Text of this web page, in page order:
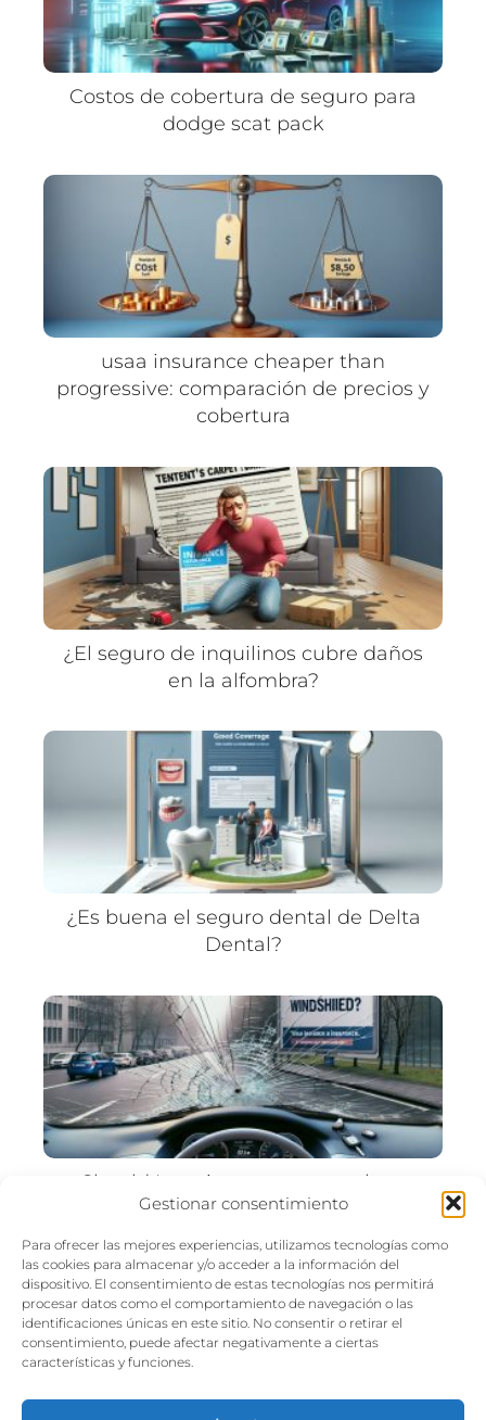
Gestionar consentimiento
Para ofrecer las mejores experiencias, utilizamos tecnologías como
las cookies para almacenar y/o acceder a la información del
dispositivo. El consentimiento de estas tecnologías nos permitirá
procesar datos como el comportamiento de navegación o las
identificaciones únicas en este sitio. No consentir o retirar el
consentimiento, puede afectar negativamente a ciertas
características y funciones.
Costos de cobertura de seguro para
dodge scat pack
usaa insurance cheaper than
progressive: comparación de precios y
cobertura
¿El seguro de inquilinos cubre daños
en la alfombra?
¿Es buena el seguro dental de Delta
Dental?
Should I use insurance to replace
windshield?
Seguro Estados Unidos Seguro de Viaje